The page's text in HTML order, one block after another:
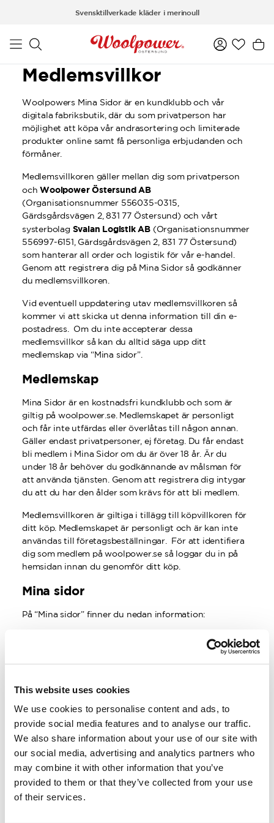
This website uses cookies
We use cookies to personalise content and ads, to
provide social media features and to analyse our traffic.
We also share information about your use of our site with
our social media, advertising and analytics partners who
may combine it with other information that you’ve
provided to them or that they’ve collected from your use
of their services.
Hoppa till huvudinnehållSvensktillverkade kläder i merinoull
Medlemsvillkor
Woolpowers Mina Sidor är en kundklubb och vår
digitala fabriksbutik, där du som privatperson har
möjlighet att köpa vår andrasortering och limiterade
produkter online samt få personliga erbjudanden och
förmåner.
Medlemsvillkoren gäller mellan dig som privatperson
ochWoolpower Östersund AB
(Organisationsnummer 556035-0315,
Gärdsgårdsvägen 2, 831 77 Östersund) och vårt
systerbolag Svalan Logistik AB (Organisationsnummer
556997-6151, Gärdsgårdsvägen 2, 831 77 Östersund)
som hanterar all order och logistik för vår e-handel.
Genom att registrera dig på Mina Sidor så godkänner
du medlemsvillkoren.
Vid eventuell uppdatering utav medlemsvillkoren så
kommer vi att skicka ut denna information till din e-
postadress. Om du inte accepterar dessa
medlemsvillkor så kan du alltid säga upp ditt
medlemskap via “Mina sidor”.
Medlemskap
Mina Sidor är en kostnadsfri kundklubb och som är
giltig på woolpower.se. Medlemskapet är personligt
och får inte utfärdas eller överlåtas till någon annan.
Gäller endast privatpersoner, ej företag. Du får endast
bli medlem i Mina Sidor om du är över 18 år. Är du
under 18 år behöver du godkännande av målsman för
att använda tjänsten. Genom att registrera dig intygar
du att du har den ålder som krävs för att bli medlem.
Medlemsvillkoren är giltiga i tillägg till köpvillkoren för
ditt köp. Medlemskapet är personligt och är kan inte
användas till företagsbeställningar. För att identifiera
dig som medlem på woolpower.se så loggar du in på
hemsidan innan du genomför ditt köp.
Mina sidor
På “Mina sidor” finner du nedan information:
Tillgång till vår andrasortering, limiterade produkter
Se och uppdatera dina personliga uppgifter
Personliga erbjudanden
Avsluta din prenumeration på våra nyhetsbrev
Avsluta ditt medlemskap
Medlemsförmåner